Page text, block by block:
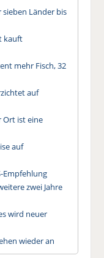
sieben Länder bis
kauft
mehr Fisch, 32
auf
Ort ist eine
auf
Empfehlung
zwei Jahre
wird neuer
wieder an